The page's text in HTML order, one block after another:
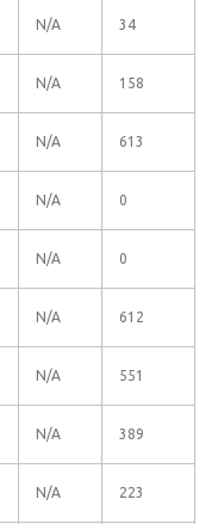
N/A 34
N/A 158
N/A 613
N/A 0
N/A 0
N/A 612
N/A 551
N/A 389
N/A 223